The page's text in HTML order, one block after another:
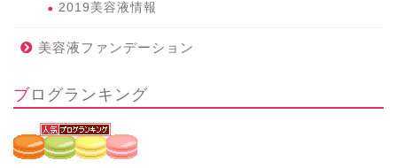
2019美容液情報
美容液ファンデーション
ブログランキング